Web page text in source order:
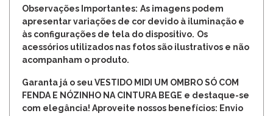
Observações Importantes: As imagens podem
apresentar variações de cor devido à iluminação e
às configurações de tela do dispositivo. Os
acessórios utilizados nas fotos são ilustrativos e não
acompanham o produto.
Garanta já o seu VESTIDO MIDI UM OMBRO SÓ COM
FENDA E NÓZINHO NA CINTURA BEGE e destaque-se
com elegância! Aproveite nossos benefícios: Envio